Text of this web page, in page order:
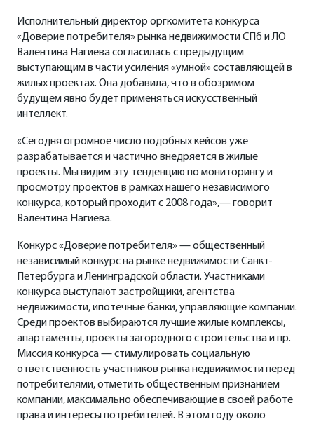
Исполнительный директор оргкомитета конкурса
«Доверие потребителя» рынка недвижимости СПб и ЛО
Валентина Нагиева согласилась с предыдущим
выступающим в части усиления «умной» составляющей в
жилых проектах. Она добавила, что в обозримом
будущем явно будет применяться искусственный
интеллект.
«Сегодня огромное число подобных кейсов уже
разрабатывается и частично внедряется в жилые
проекты. Мы видим эту тенденцию по мониторингу и
просмотру проектов в рамках нашего независимого
конкурса, который проходит с 2008 года»,— говорит
Валентина Нагиева.
Конкурс «Доверие потребителя» — общественный
независимый конкурс на рынке недвижимости Санкт-
Петербурга и Ленинградской области. Участниками
конкурса выступают застройщики, агентства
недвижимости, ипотечные банки, управляющие компании.
Среди проектов выбираются лучшие жилые комплексы,
апартаменты, проекты загородного строительства и пр.
Миссия конкурса — стимулировать социальную
ответственность участников рынка недвижимости перед
потребителями, отметить общественным признанием
компании, максимально обеспечивающие в своей работе
права и интересы потребителей. В этом году около